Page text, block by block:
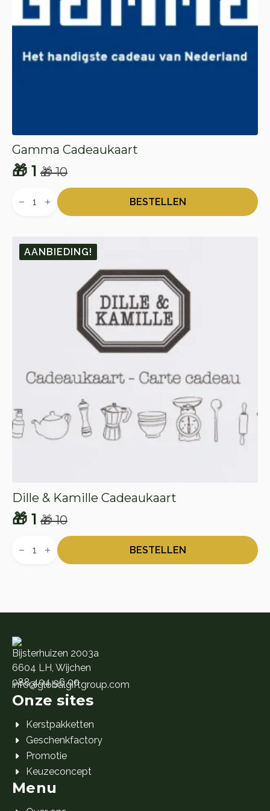
Gamma Cadeaukaart
🎁10
Oorspronkelijke
prijs
🎁 1
Huidige
prijs
Cadeaukaart
BESTELLEN
AANBIEDING!
Dille & Kamille Cadeaukaart
🎁10
Oorspronkelijke
prijs
🎁 1
Huidige
prijs
BESTELLEN
Bijsterhuizen 2003a
6604 LH, Wijchen
088 404 96 00
info@globalgiftgroup.com
Onze sites
Kerstpakketten
Geschenkfactory
Promotie
Keuzeconcept
Menu